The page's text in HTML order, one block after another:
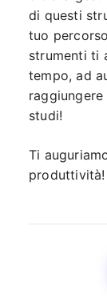
di questi
tuo
strumenti ti
tempo, ad
studi!
Ti
produttività!